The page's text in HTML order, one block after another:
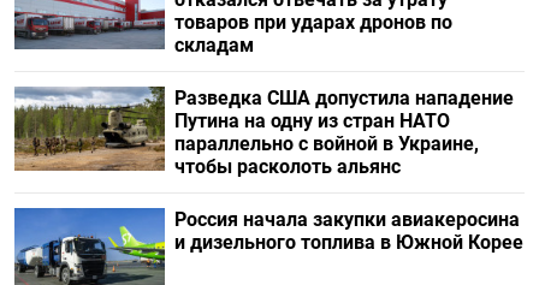
товаров при ударах дронов по
складам
Разведка США допустила нападение
Путина на одну из стран НАТО
параллельно с войной в Украине,
чтобы расколоть альянс
Россия начала закупки авиакеросина
и дизельного топлива в Южной Корее